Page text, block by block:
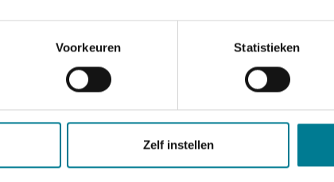
Voorkeuren Statistieken
Zelf instellen